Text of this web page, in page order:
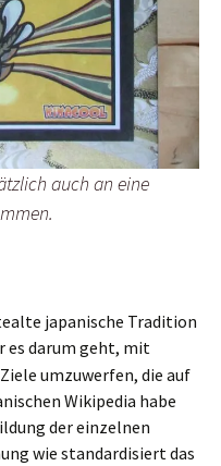
auch an eine
japanische Tradition
es darum geht, mit
umzuwerfen, die auf
Wikipedia habe
der einzelnen
wie standardisiert das